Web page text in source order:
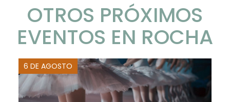
OTROS PRÓXIMOS
EVENTOS EN ROCHA
6 DE AGOSTO